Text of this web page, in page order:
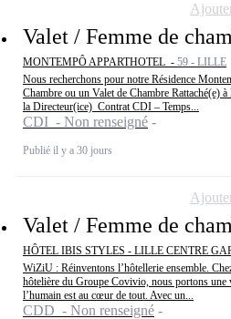
Valet / Femme de
MONTEMPÔ APPARTHOTEL - 59 - LILLE
Nous recherchons pour notre Résidence
Chambre ou un Valet de Chambre Rattaché(e)
la Directeur(ice) ️ Contrat CDI – Temps...
CDI - Non renseigné
Publié il y a 30 jours
Valet / Femme de
HÔTEL IBIS STYLES - LILLE CENTRE
WiZiU : Réinventons l’hôtellerie ensemble.
hôtelière du Groupe Covivio, nous portons une
l’humain est au cœur de tout. Avec un...
CDD - Non renseigné